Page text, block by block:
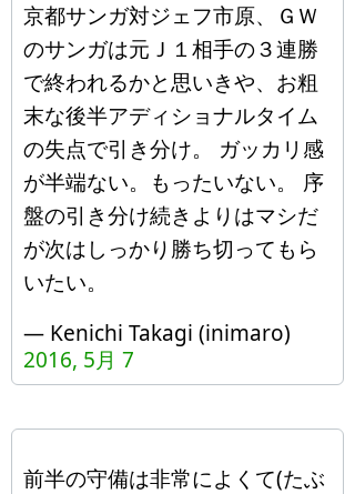
京都サンガ対ジェフ市原、ＧＷ
のサンガは元Ｊ１相手の３連勝
で終われるかと思いきや、お粗
末な後半アディショナルタイム
の失点で引き分け。 ガッカリ感
が半端ない。もったいない。 序
盤の引き分け続きよりはマシだ
が次はしっかり勝ち切ってもら
いたい。
— Kenichi Takagi (inimaro)
2016, 5月 7
前半の守備は非常によくて(たぶ